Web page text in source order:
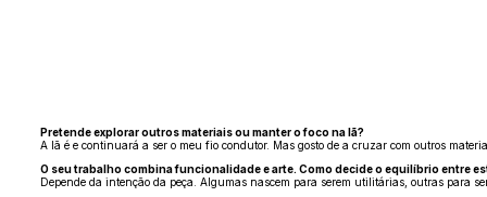
Pretende explorar outros materiais ou manter o foco na lã?
A lã é e continuará a ser o meu fio condutor. Mas gosto de a cruzar com outros
O seu trabalho combina funcionalidade e arte. Como decide o equilíbrio entre
Depende da intenção da peça. Algumas nascem para serem utilitárias, outras para